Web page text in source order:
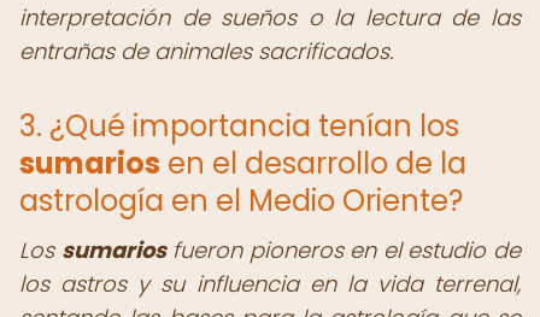
interpretación de sueños o la lectura de las
entrañas de animales sacrificados.
3. ¿Qué importancia tenían los
sumarios en el desarrollo de la
astrología en el Medio Oriente?
Los sumariosfueron pioneros en el estudio de
los astros y su influencia en la vida terrenal,